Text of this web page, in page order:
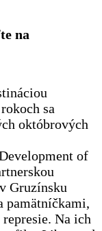
na
sa
októbrových
of
Gruzínsku
pamätníčkami,
Na ich